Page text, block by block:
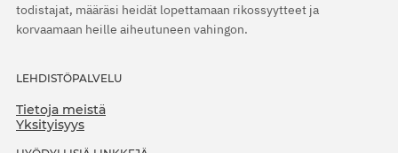
todistajat, määräsi heidät lopettamaan rikossyytteet ja
korvaamaan heille aiheutuneen vahingon.
LEHDISTÖPALVELU
Tietoja meistä
Yksityisyys